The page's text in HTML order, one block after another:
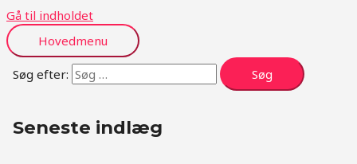
Gå til indholdet
Hovedmenu
Søg efter:
Seneste indlæg